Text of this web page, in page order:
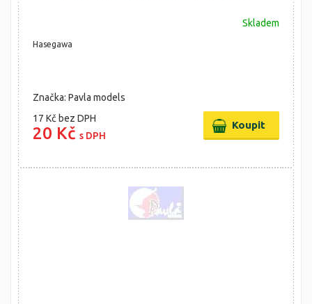
Skladem
Hasegawa
Značka: Pavla models
17 Kč bez DPH
20 Kč s DPH